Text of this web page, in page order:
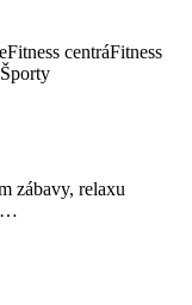
Fitness centráFitness
Športy
zábavy, relaxu